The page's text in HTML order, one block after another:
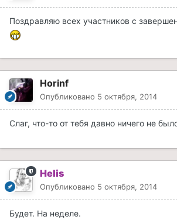
Поздравляю всех участников с
Horinf
Опубликовано 5 октября, 2014
Слаг, что-то от тебя давно ничего не
Helis
Опубликовано 5 октября, 2014
Будет. На неделе.